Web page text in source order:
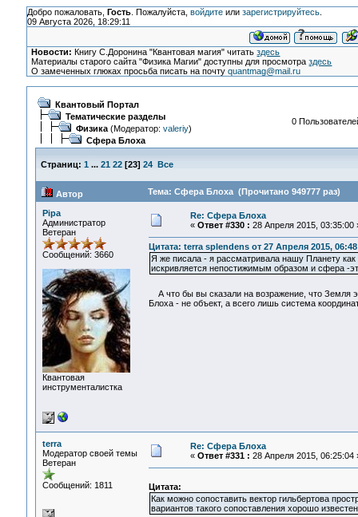
Добро пожаловать, Гость. Пожалуйста, войдитеили зарегистрируйтесь.
09 Августа 2026, 18:29:11
Новости: Книгу С.Доронина "Квантовая магия" читатьздесь
Материалы старого сайта "Физика Магии" доступны для просмотраздесь
О замеченных глюках просьба писать на почтуquantmag@mail.ru
Квантовый Портал
Тематические разделы
Физика(Модератор: valeriy)
Сфера Блоха
0
Страниц: 1 ... 21 22[23] 24 Все
Автор Тема: Сфера Блоха (Прочитано 949777 раз)
Pipa
Администратор
Ветеран
Сообщений: 3660
Квантовая
инструменталистка
Re: Сфера Блоха
« Ответ #330 : 28 Апреля 2015, 03:35:00
Цитата: terra splendens от 27 Апреля 2015,
Я же писала - я рассматривала нашу Планету как
искривляется непостижимым образом и сфера -
А что бы вы сказали на возражение, что Земля
Блоха - не объект, а всего лишь система
terra
Модератор своей темы
Ветеран
Сообщений: 1811
Re: Сфера Блоха
« Ответ #331 : 28 Апреля 2015, 06:25:04
Цитата:
Как можно сопоставить вектор гильбертова
вариантов такого сопоставления хорошо